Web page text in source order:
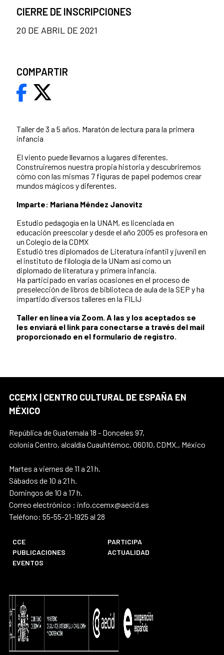
Taller de 3 a 5 años. Maratón de lectura para la primera
infancia
El viento puede llevarnos a lugares diferentes.
Construiremos nuestra propia historia y descubriremos
cómo con las mismas 7 figuras de papel podemos crear
mundos mágicos y diferentes.
Imparte: Mariana Méndez Janovitz
Estudio pedagogía en la UNAM, es licenciada en
educación preescolar y desde el año 2005 es profesora en
un Colegio de la CDMX
Estudió tres diplomados de Literatura infantil y juvenil en
el instituto de filología de la UNam así como un
diplomado de literatura y primera infancia.
Ha participado en varias ocasiones en el proceso de
preselección de libros de biblioteca de aula de la SEP y ha
impartido diversos talleres en la FILIJ
Taller en línea vía Zoom. A las y los aceptados se
les enviará el link para conectarse a través del mail
proporcionado en el formulario de registro.
CIERRE DE INSCRIPCIONES
20 DE ABRIL DE 2021
COMPARTIR
CCEMX | CENTRO CULTURAL DE ESPAÑA EN
MÉXICO
República de Guatemala 18 - Donceles 97,
colonia Centro, alcaldía Cuauhtémoc, 06010, CDMX., México
Martes a viernes de 11 a 21 h.
Sábados de 10 a 21 h.
Domingos de 10 a 17 h.
Correo electrónico : info.ccemx@aecid.es
Teléfono: 55-55-21-1925 al 28
CCE
PARTICIPA
PUBLICACIONES
ACTUALIDAD
EVENTOS